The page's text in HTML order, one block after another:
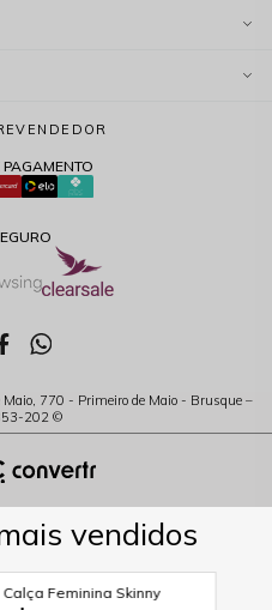
770 - Primeiro de Maio - Brusque –
202 ©